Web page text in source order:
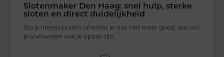
Slotenmaker Den Haag: snel hulp, sterke
sloten en direct duidelijkheid
Sta je ineens buiten of werkt je slot niet meer goed, dan wil
je snel weten wat je opties zijn.
...